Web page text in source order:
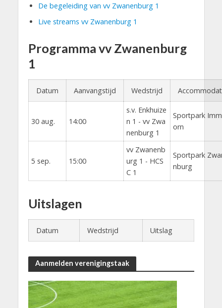
De begeleiding van vv Zwanenburg 1
Live streams vv Zwanenburg 1
Programma vv Zwanenburg
1
Datum Aanvangstijd Wedstrijd
30 aug. 14:00
s.v. Enkhuize
n 1 - vv Zwa
nenburg 1
Sportpark
orn
5 sep. 15:00
vv Zwanenb
urg 1 - HCS
C 1
Sportpark
nburg
Uitslagen
Datum Wedstrijd Uitslag
Aanmelden verenigingstaak